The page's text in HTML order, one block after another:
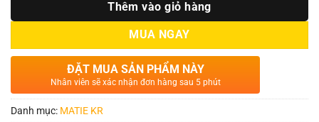
Thêm vào giỏ hàng
MUA NGAY
ĐẶT MUA SẢN PHẨM NÀY
Nhân viên sẽ xác nhận đơn hàng sau 5 phút
Danh mục: MATIE KR